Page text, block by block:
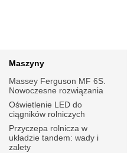
Maszyny
Massey Ferguson MF 6S.
Nowoczesne rozwiązania
Oświetlenie LED do
ciągników rolniczych
Przyczepa rolnicza w
układzie tandem: wady i
zalety